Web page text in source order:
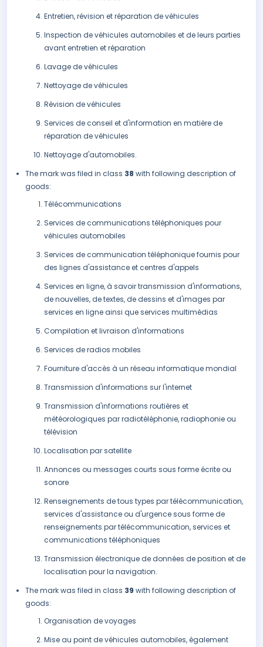
Entretien, révision et réparation de véhicules
Inspection de véhicules automobiles et de leurs parties
avant entretien et réparation
Lavage de véhicules
Nettoyage de véhicules
Révision de véhicules
Services de conseil et d'information en matière de
réparation de véhicules
Nettoyage d'automobiles.
The mark was filed in class 38 with following description of
goods:
Télécommunications
Services de communications téléphoniques pour
véhicules automobiles
Services de communication téléphonique fournis pour
des lignes d'assistance et centres d'appels
Services en ligne, à savoir transmission d'informations,
de nouvelles, de textes, de dessins et d'images par
services en ligne ainsi que services multimédias
Compilation et livraison d'informations
Services de radios mobiles
Fourniture d'accès à un réseau informatique mondial
Transmission d'informations sur l'internet
Transmission d'informations routières et
météorologiques par radiotéléphonie, radiophonie ou
télévision
Localisation par satellite
Annonces ou messages courts sous forme écrite ou
sonore
Renseignements de tous types par télécommunication,
services d'assistance ou d'urgence sous forme de
renseignements par télécommunication, services et
communications téléphoniques
Transmission électronique de données de position et de
localisation pour la navigation.
The mark was filed in class 39 with following description of
goods:
Organisation de voyages
Mise au point de véhicules automobiles, également